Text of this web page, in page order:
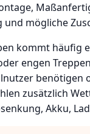
mögliche
kommt häufig
engen
benötigen
zusätzlich
Akku,